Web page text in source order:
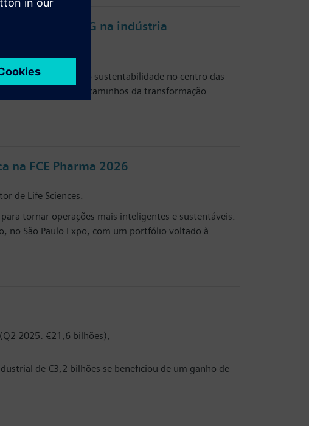
debate ESG na indústria
diversidade.
global e colocando sustentabilidade no centro das
os desafios e caminhos da transformação
na FCE Pharma 2026
de Life Sciences.
tornar operações mais inteligentes e sustentáveis.
no São Paulo Expo, com um portfólio voltado à
2025: €21,6 bilhões);
de €3,2 bilhões se beneficiou de um ganho de